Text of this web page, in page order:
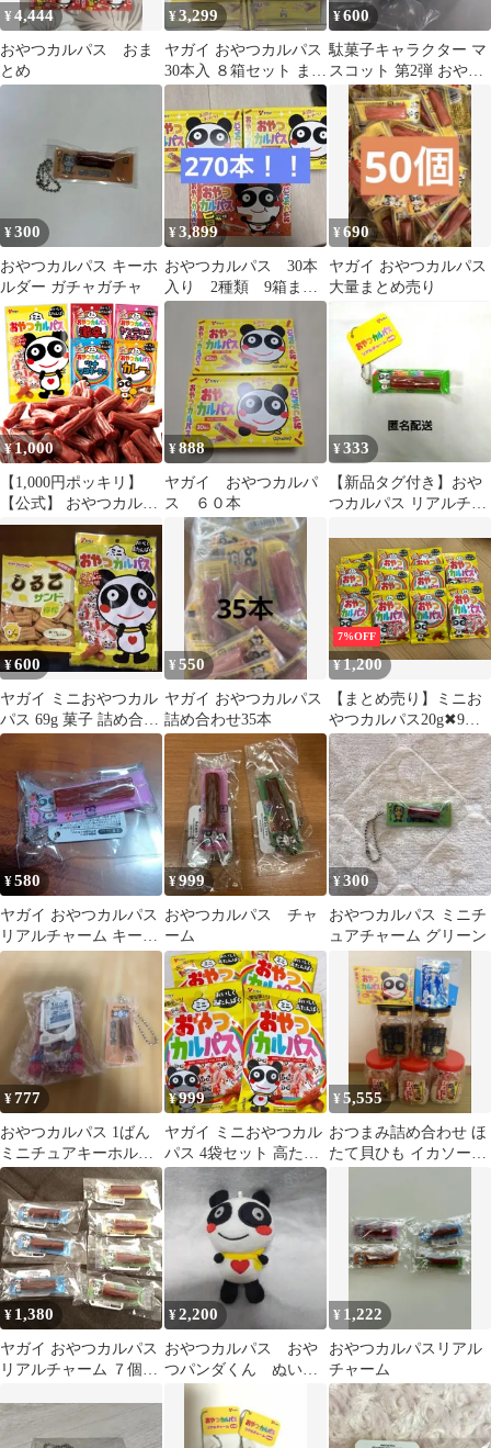
¥4,444
おやつカルパス おま
とめ
¥3,299
ヤガイ おやつカルパス
30本入 ８箱セット まと
め売り
¥600
駄菓子キャラクター マ
スコット 第2弾 おやつ
カルパス おやつパン
ダ ガシャポン
¥300
おやつカルパス キーホ
ルダー ガチャガチャ
¥3,899
おやつカルパス 30本
入り 2種類 9箱まと
め売り‼︎
¥690
ヤガイ おやつカルパス
大量まとめ売り
¥1,000
【1,000円ポッキリ】
【公式】 おやつカルパ
ス お試し セット 5種 |
ヤガイ カルパス サラミ
お菓子 駄菓子 おやつ
おつまみ つまみ 激辛
ヤンニョム ツナマヨ カ
レー 詰め合わせ 食べ比
べ 大袋 小袋 おためし
送料無料
¥888
ヤガイ おやつカルパ
ス ６０本
¥333
【新品タグ付き】おや
つカルパス リアルチャ
¥600
ヤガイ ミニおやつカル
パス 69g 菓子 詰め合わ
せ
¥550
ヤガイ おやつカルパス
詰め合わせ35本
7%OFF
¥1,200
【まとめ売り】ミニお
やつカルパス20g✖︎9
袋 未開封
¥580
ヤガイ おやつカルパス
リアルチャーム キーホ
ルダー
¥999
おやつカルパス チャ
ーム
¥300
おやつカルパス ミニチ
ュアチャーム グリーン
¥777
おやつカルパス 1ばん
ミニチュアキーホルダ
ー 2点セット
¥999
ヤガイ ミニおやつカル
パス 4袋セット 高たん
ぱく おつまみ
¥5,555
おつまみ詰め合わせ ほ
たて貝ひも イカソーメ
¥ 1,380
ヤガイ おやつカルパス
リアルチャーム ７個セ
¥2,200
おやつカルパス おや
つパンダくん ぬいぐ
るみマスコット 駄菓子
パンダ
¥ 1,222
おやつカルパスリアル
チャーム